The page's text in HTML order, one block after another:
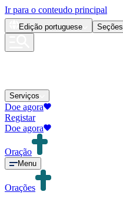
Ir para o conteudo principal
Edição portuguese Seções
Serviços
Doe agora
Registar
Doe agora
Oração
Menu
Orações